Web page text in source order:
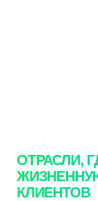
ОТРАСЛИ,
КЛИЕНТОВ